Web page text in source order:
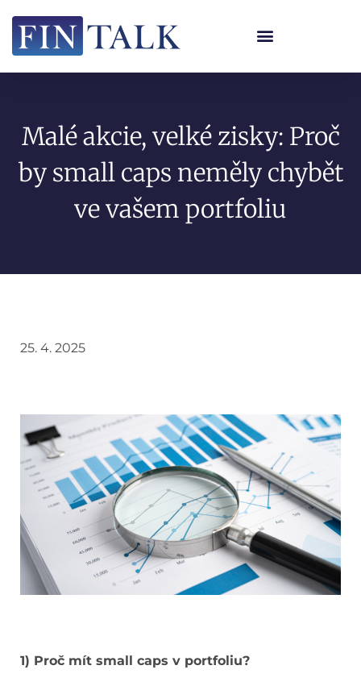
Malé akcie, velké zisky: Proč
by small caps neměly chybět
ve vašem portfoliu
25. 4. 2025
1) Proč mít small caps v portfoliu?